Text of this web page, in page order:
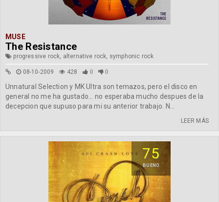
MUSE
The Resistance
progressive rock, alternative rock, symphonic rock
08-10-2009 428 0 0
Unnatural Selection y MK Ultra son temazos, pero el disco en
general no me ha gustado... no esperaba mucho despues de la
decepcion que supuso para mi su anterior trabajo. N...
LEER MÁS
75
BUENO